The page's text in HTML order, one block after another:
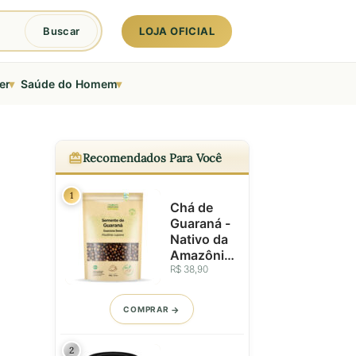
Buscar LOJA OFICIAL
▾ Saúde do Homem▾
Recomendados Para Você
1
Chá de
Guaraná -
Nativo da
Amazônia
-
Inteiras -
100g
R$ 38,90
COMPRAR
2